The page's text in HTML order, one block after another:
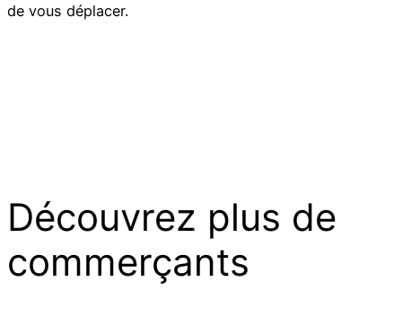
de vous déplacer.
Découvrez plus de
commerçants